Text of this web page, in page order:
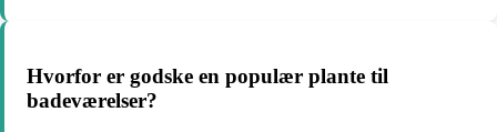
Hvorfor er godske en populær plante til
badeværelser?